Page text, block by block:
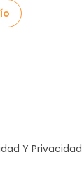
Y Privacidad